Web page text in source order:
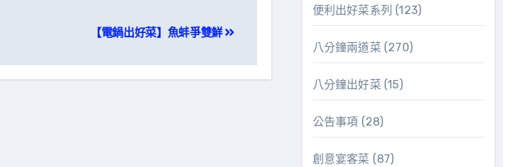
【電鍋出好菜】魚蚌爭雙鮮
便利出好菜系列 (123)
八分鐘兩道菜 (270)
八分鐘出好菜 (15)
公告事項 (28)
創意宴客菜 (87)